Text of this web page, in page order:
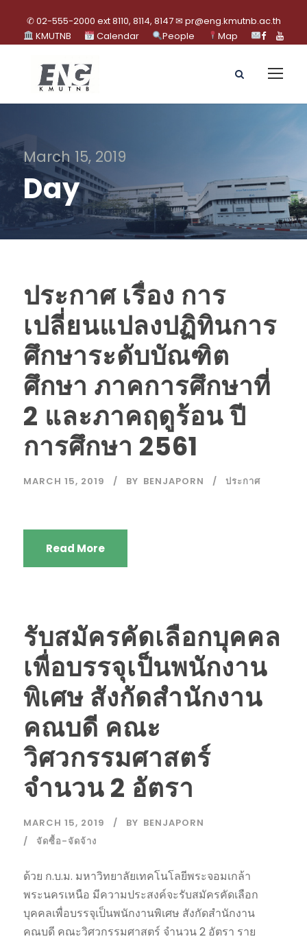
✆ 02-555-2000 ext 8110, 8114, 8147 ✉ pr@eng.kmutnb.ac.th
KMUTNB
Calendar People Map
March 15, 2019
Day
ประกาศ เรื่อง การ
เปลี่ยนแปลงปฏิทินการ
ศึกษาระดับบัณฑิต
ศึกษา ภาคการศึกษาที่
2 และภาคฤดูร้อน ปี
การศึกษา 2561
MARCH 15, 2019 BY BENJAPORN ประกาศ
Read More
รับสมัครคัดเลือกบุคคล
เพื่อบรรจุเป็นพนักงาน
พิเศษ สังกัดสำนักงาน
คณบดี คณะ
วิศวกรรมศาสตร์
จำนวน 2 อัตรา
MARCH 15, 2019 BY BENJAPORN
จัดซื้อ-จัดจ้าง
ด้วย ก.บ.ม. มหาวิทยาลัยเทคโนโลยีพระจอมเกล้า
พระนครเหนือ มีความประสงค์จะรับสมัครคัดเลือก
บุคคลเพื่อบรรจุเป็นพนักงานพิเศษ สังกัดสำนักงาน
คณบดี คณะวิศวกรรมศาสตร์ จำนวน 2 อัตรา ราย